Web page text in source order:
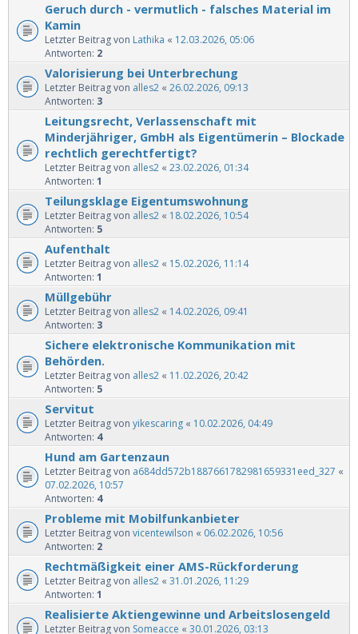
Geruch durch - vermutlich - falsches Material im
Kamin
Letzter Beitrag von Lathika « 12.03.2026, 05:06
Antworten: 2
Valorisierung bei Unterbrechung
Letzter Beitrag von alles2 « 26.02.2026, 09:13
Antworten: 3
Leitungsrecht, Verlassenschaft mit
Minderjähriger, GmbH als Eigentümerin – Blockade
rechtlich gerechtfertigt?
Letzter Beitrag von alles2 « 23.02.2026, 01:34
Antworten: 1
Teilungsklage Eigentumswohnung
Letzter Beitrag von alles2 « 18.02.2026, 10:54
Antworten: 5
Aufenthalt
Letzter Beitrag von alles2 « 15.02.2026, 11:14
Antworten: 1
Müllgebühr
Letzter Beitrag von alles2 « 14.02.2026, 09:41
Antworten: 3
Sichere elektronische Kommunikation mit
Behörden.
Letzter Beitrag von alles2 « 11.02.2026, 20:42
Antworten: 5
Servitut
Letzter Beitrag von yikescaring « 10.02.2026, 04:49
Antworten: 4
Hund am Gartenzaun
Letzter Beitrag von a684dd572b1887661782981659331eed_327 «
07.02.2026, 10:57
Antworten: 4
Probleme mit Mobilfunkanbieter
Letzter Beitrag von vicentewilson « 06.02.2026, 10:56
Antworten: 2
Rechtmäßigkeit einer AMS-Rückforderung
Letzter Beitrag von alles2 « 31.01.2026, 11:29
Antworten: 1
Realisierte Aktiengewinne und Arbeitslosengeld
Letzter Beitrag von Someacce « 30.01.2026, 03:13